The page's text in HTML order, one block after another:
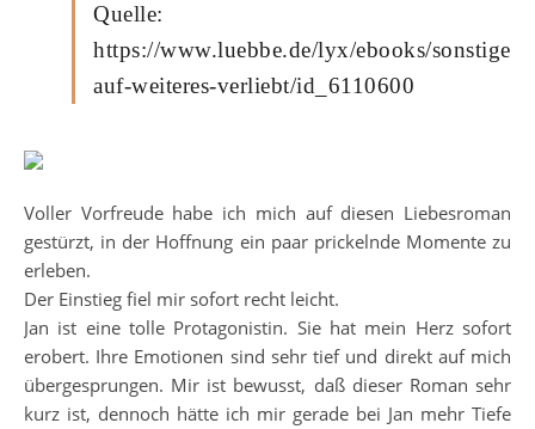
Quelle:
https://www.luebbe.de/lyx/ebooks/sonstiges/
auf-weiteres-verliebt/id_6110600
Voller Vorfreude habe ich mich auf diesen Liebesroman
gestürzt, in der Hoffnung ein paar prickelnde Momente zu
erleben.
Der Einstieg fiel mir sofort recht leicht.
Jan ist eine tolle Protagonistin. Sie hat mein Herz sofort
erobert. Ihre Emotionen sind sehr tief und direkt auf mich
übergesprungen. Mir ist bewusst, daß dieser Roman sehr
kurz ist, dennoch hätte ich mir gerade bei Jan mehr Tiefe